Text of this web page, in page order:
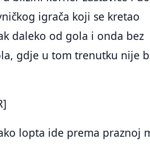
igrača koji se kretao
daleko od gola i onda bez
gdje u tom trenutku nije
lopta ide prema praznoj